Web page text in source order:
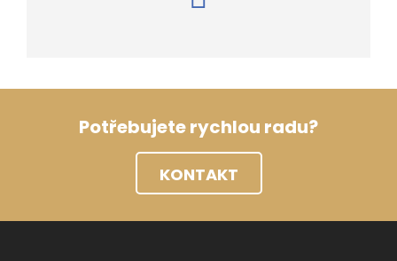
Potřebujete rychlou radu?
KONTAKT